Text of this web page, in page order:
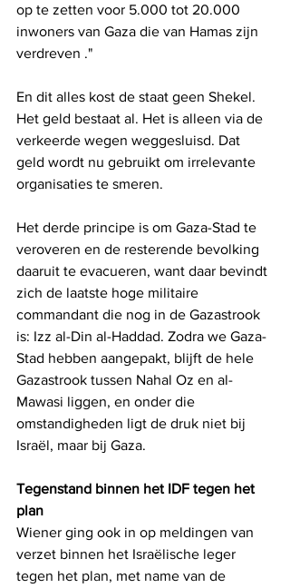
op te zetten voor 5.000 tot 20.000
inwoners van Gaza die van Hamas zijn
verdreven ."
En dit alles kost de staat geen Shekel.
Het geld bestaat al. Het is alleen via de
verkeerde wegen weggesluisd. Dat
geld wordt nu gebruikt om irrelevante
organisaties te smeren.
Het derde principe is om Gaza-Stad te
veroveren en de resterende bevolking
daaruit te evacueren, want daar bevindt
zich de laatste hoge militaire
commandant die nog in de Gazastrook
is: Izz al-Din al-Haddad. Zodra we Gaza-
Stad hebben aangepakt, blijft de hele
Gazastrook tussen Nahal Oz en al-
Mawasi liggen, en onder die
omstandigheden ligt de druk niet bij
Israël, maar bij Gaza.
Tegenstand binnen het IDF tegen het
plan
Wiener ging ook in op meldingen van
verzet binnen het Israëlische leger
tegen het plan, met name van de